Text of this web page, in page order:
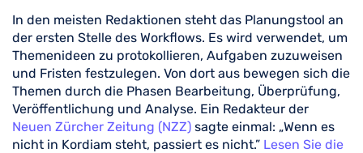
In den meisten Redaktionen steht das Planungstool an
der ersten Stelle des Workflows. Es wird verwendet, um
Themenideen zu protokollieren, Aufgaben zuzuweisen
und Fristen festzulegen. Von dort aus bewegen sich die
Themen durch die Phasen Bearbeitung, Überprüfung,
Veröffentlichung und Analyse. Ein Redakteur der
Neuen Zürcher Zeitung (NZZ) sagte einmal: „Wenn es
nicht in Kordiam steht, passiert es nicht.” Lesen Sie die